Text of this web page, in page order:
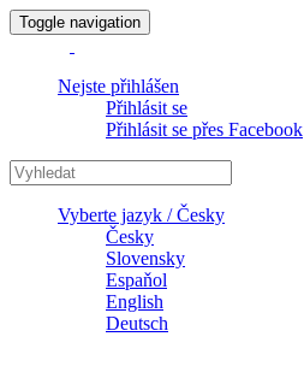
Toggle navigation
Nejste přihlášen
Přihlásit se
Přihlásit se přes Facebook
Vyberte jazyk / Česky
Česky
Slovensky
Espaňol
English
Deutsch